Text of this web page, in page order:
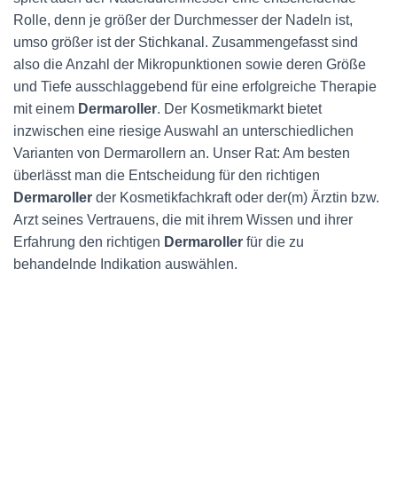
Rolle, denn je größer der Durchmesser der Nadeln ist,
umso größer ist der Stichkanal. Zusammengefasst sind
also die Anzahl der Mikropunktionen sowie deren Größe
und Tiefe ausschlaggebend für eine erfolgreiche Therapie
mit einem Dermaroller. Der Kosmetikmarkt bietet
inzwischen eine riesige Auswahl an unterschiedlichen
Varianten von Dermarollern an. Unser Rat: Am besten
überlässt man die Entscheidung für den richtigen
Dermaroller der Kosmetikfachkraft oder der(m) Ärztin bzw.
Arzt seines Vertrauens, die mit ihrem Wissen und ihrer
Erfahrung den richtigen Dermaroller für die zu
behandelnde Indikation auswählen.